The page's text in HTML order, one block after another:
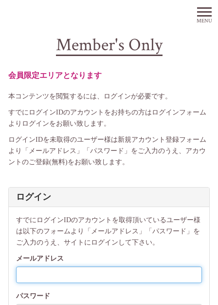
MENU
Member's Only
会員限定エリアとなります
本コンテンツを閲覧するには、ログインが必要です。
すでにログインIDのアカウントをお持ちの方はログインフォーム
よりログインをお願い致します。
ログインIDを未取得のユーザー様は新規アカウント登録フォーム
より「メールアドレス」「パスワード」をご入力のうえ、アカウ
ントのご登録(無料)をお願い致します。
ログイン
すでにログインIDのアカウントを取得頂いているユーザー様
は以下のフォームより「メールアドレス」「パスワード」を
ご入力のうえ、サイトにログインして下さい。
メールアドレス
パスワード